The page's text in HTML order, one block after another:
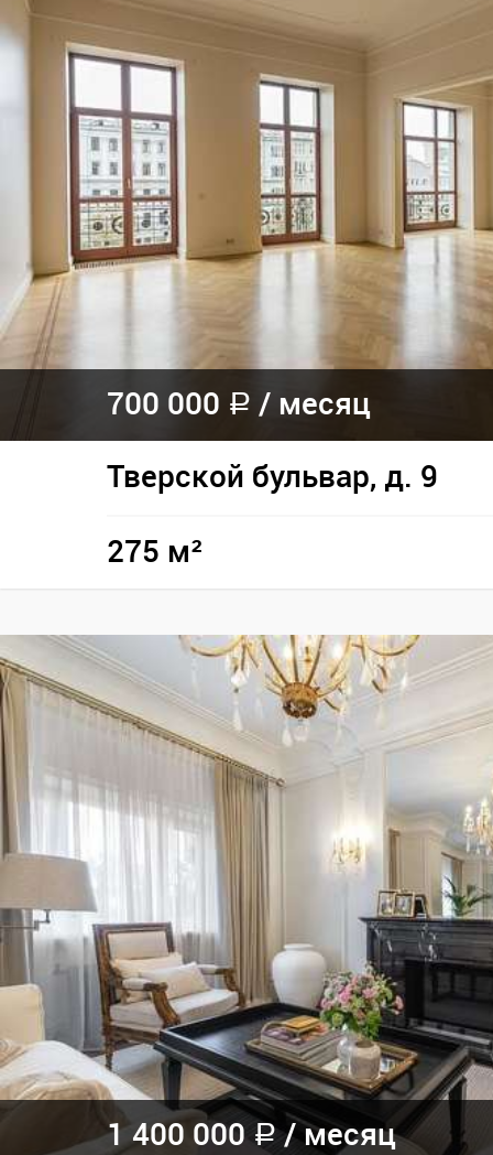
700 000 a / месяц
Тверской бульвар, д. 9
275 м²
1 400 000a /месяц